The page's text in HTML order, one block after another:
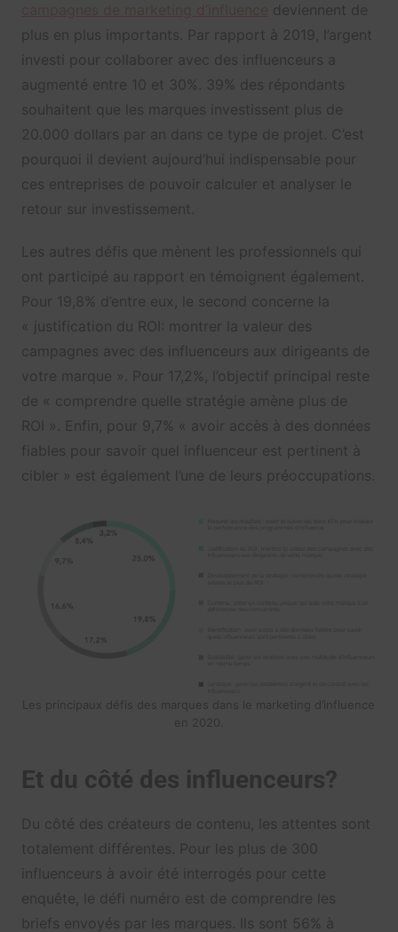
deviennent de
plus en plus importants. Par rapport à 2019, l’argent
investi pour collaborer avec des influenceurs a
augmenté entre 10 et 30%. 39% des répondants
souhaitent que les marques investissent plus de
20.000 dollars par an dans ce type de projet. C’est
pourquoi il devient aujourd’hui indispensable pour
ces entreprises de pouvoir calculer et analyser le
retour sur investissement.
Les autres défis que mènent les professionnels qui
ont participé au rapport en témoignent également.
Pour 19,8% d’entre eux, le second concerne la
« justification du ROI: montrer la valeur des
campagnes avec des influenceurs aux dirigeants de
votre marque ». Pour 17,2%, l’objectif principal reste
de « comprendre quelle stratégie amène plus de
ROI ». Enfin, pour 9,7% « avoir accès à des données
fiables pour savoir quel influenceur est pertinent à
cibler » est également l’une de leurs préoccupations.
Les principaux défis des marques dans le marketing d’influence
en 2020.
Et du côté des influenceurs?
Du côté des créateurs de contenu, les attentes sont
totalement différentes. Pour les plus de 300
influenceurs à avoir été interrogés pour cette
enquête, le défi numéro est de comprendre les
briefs envoyés par les marques. Ils sont 56% à